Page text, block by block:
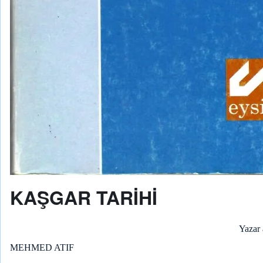
KAŞGAR TARİHİ
Yazar
MEHMED ATIF